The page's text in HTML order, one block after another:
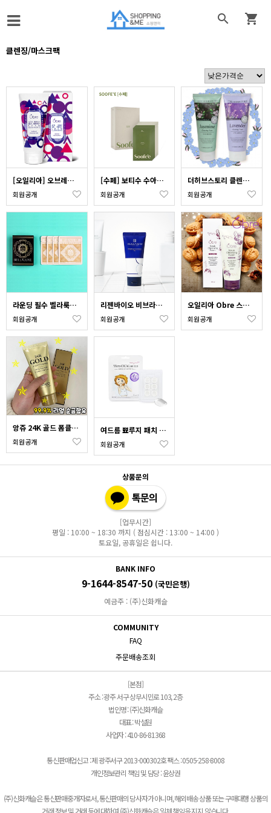
 
클렌징/마스크팩
[오일리아] 오브레아사이베리 스킨퍼펙트 폼 클렌징
회원공개
[수페] 보티수 수아＆청아 마스크 10매 세트 / 비건인증
회원공개
더허브스토리 클렌징폼 폼클렌징 200ml
회원공개
라운딩 필수 벨라룩스 썬패치
회원공개
리젠바이오 비브라이트 아쿠아 폼 클린저 80ml
회원공개
오일리아 Obre 스크럽 클렌징 폼 140ml obd013
회원공개
앙쥬 24K 골드 폼클렌징set 100ml 5EA
회원공개
여드름 뾰루지 패치 마이크로 시카케어 220 (패치6ea)
회원공개
상품문의
[업무시간]
평일 : 10:00 ~ 18:30 까지 ( 점심시간 : 13:00 ~ 14:00 )
토요일, 공휴일은 쉽니다.
BANK INFO
9-1644-8547-50 (국민은행)
예금주 : (주)신화캐슬
COMMUNITY
FAQ
주문배송조회
[본점]
주소 : 광주 서구 상무시민로 103, 2층
법인명 : (주)신화캐슬
대표 : 박설원
사업자 : 410-86-81368
통신판매업신고 : 제 광주서구 2013-000302호 팩스 : 0505-258-8008
개인정보관리 책임 및 담당 : 윤상권
(주)신화캐슬은 통신판매중개자로서, 통신판매의 당사자가 아니며, 해외배송 상품 또는 구매대행 상품의
거래 정보 및 거래 등에 대하여 (주)신화캐슬은 일체 책임을 지지 않습니다.